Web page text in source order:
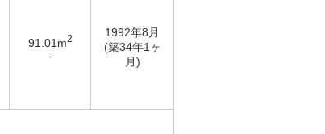
91.01m2
-
1992年8月
(築34年1ヶ
月)